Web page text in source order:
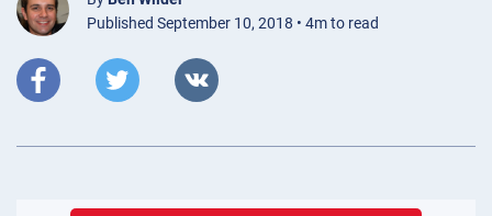
Published September 10, 2018 • 4m to read